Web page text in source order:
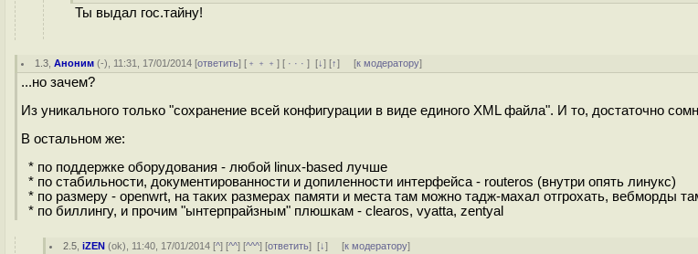
Ты выдал гос.тайну!
1.3 ,Аноним (-), 11:31, 17/01/2014 [ответить] [ ﹢﹢﹢] [ · · ·][↓] [↑] [к модератору]
...но зачем?
Из уникального только "сохранение всей конфигурации в виде единого XML файла". И то, достаточно
В остальном же:
* по поддержке оборудования - любой linux-based лучше
* по стабильности, документированности и допиленности интерфейса - routeros (внутри опять линукс)
* по размеру - openwrt, на таких размерах памяти и места там можно тадж-махал отгрохать, вебморды
* по биллингу, и прочим "ынтерпрайзным" плюшкам - clearos, vyatta, zentyal
2.5 ,iZEN (ok), 11:40, 17/01/2014 [^] [^^] [^^^] [ответить][↓] [к модератору]